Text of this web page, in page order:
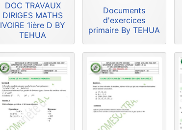
DOC TRAVAUX
DIRIGES MATHS
IVOIRE 1ière D BY
TEHUA
Documents
d'exercices
primaire By TEHUA